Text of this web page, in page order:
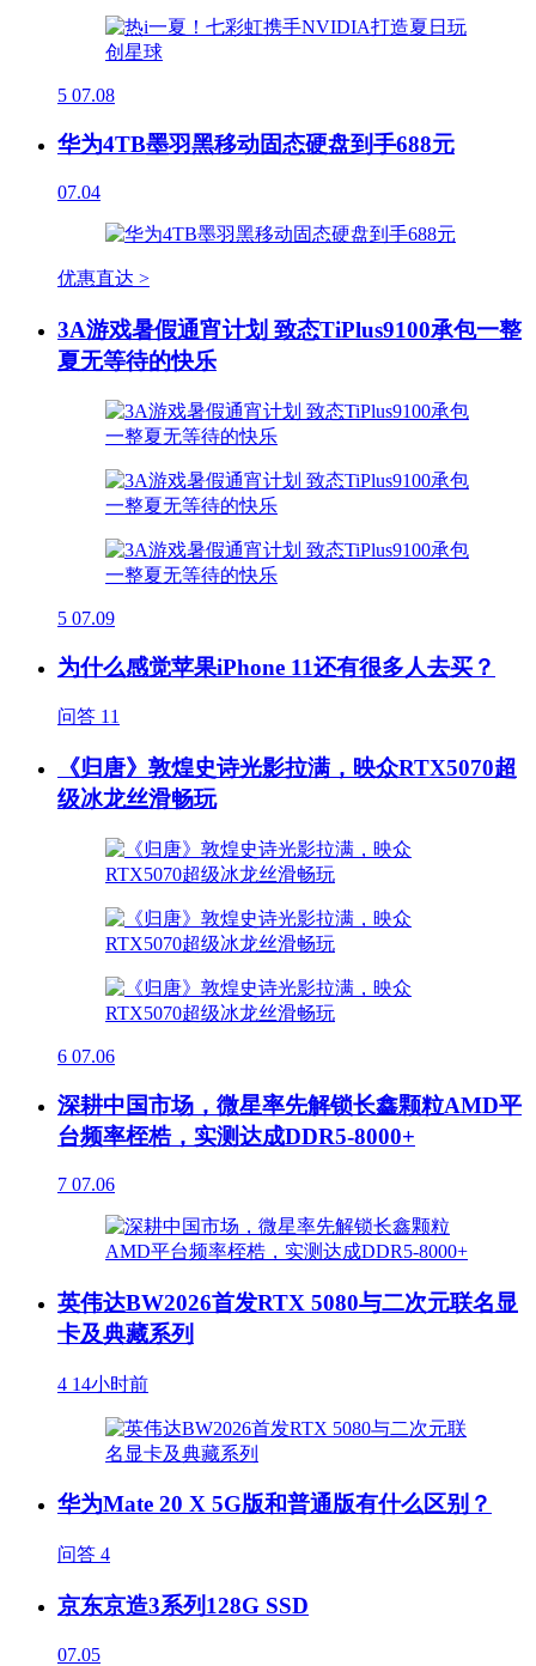
5 07.08
华为4TB墨羽黑移动固态硬盘到手688元
07.04
优惠直达 >
3A游戏暑假通宵计划 致态TiPlus9100承包一整
夏无等待的快乐
5 07.09
为什么感觉苹果iPhone 11还有很多人去买？
问答 11
《归唐》敦煌史诗光影拉满，映众RTX5070超
级冰龙丝滑畅玩
6 07.06
深耕中国市场，微星率先解锁长鑫颗粒AMD平
台频率桎梏，实测达成DDR5-8000+
7 07.06
英伟达BW2026首发RTX 5080与二次元联名显
卡及典藏系列
4 14小时前
华为Mate 20 X 5G版和普通版有什么区别？
问答 4
京东京造3系列128G SSD
07.05